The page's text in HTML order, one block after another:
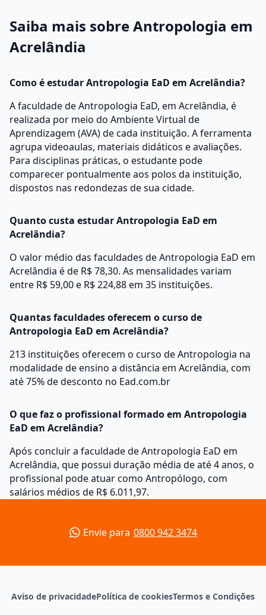
Saiba mais sobre Antropologia em
Acrelândia
Como é estudar Antropologia EaD em Acrelândia?
A faculdade de Antropologia EaD, em Acrelândia, é
realizada por meio do Ambiente Virtual de
Aprendizagem (AVA) de cada instituição. A ferramenta
agrupa videoaulas, materiais didáticos e avaliações.
Para disciplinas práticas, o estudante pode
comparecer pontualmente aos polos da instituição,
dispostos nas redondezas de sua cidade.
Quanto custa estudar Antropologia EaD em
Acrelândia?
O valor médio das faculdades de Antropologia EaD em
Acrelândia é de R$ 78,30. As mensalidades variam
entre R$ 59,00 e R$ 224,88 em 35 instituições.
Quantas faculdades oferecem o curso de
Antropologia EaD em Acrelândia?
213 instituições oferecem o curso de Antropologia na
modalidade de ensino a distância em Acrelândia, com
até 75% de desconto no Ead.com.br
O que faz o profissional formado em Antropologia
EaD em Acrelândia?
Após concluir a faculdade de Antropologia EaD em
Acrelândia, que possui duração média de até 4 anos, o
profissional pode atuar como Antropólogo, com
salários médios de R$ 6.011,97.
Envie para 0800 942 3474
Aviso de privacidadePolítica de cookiesTermos e Condições